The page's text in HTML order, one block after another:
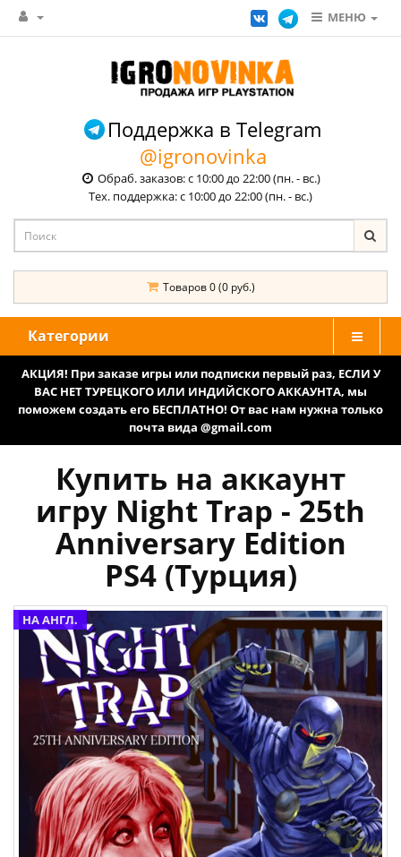
МЕНЮ
Поддержка в Telegram
@igronovinka
Обраб. заказов: с 10:00 до 22:00 (пн. - вс.)
Тех. поддержка: с 10:00 до 22:00 (пн. - вс.)
Товаров 0 (0 руб.)
Категории
АКЦИЯ! При заказе игры или подписки первый раз, ЕСЛИ У
ВАС НЕТ ТУРЕЦКОГО ИЛИ ИНДИЙСКОГО АККАУНТА, мы
поможем создать его БЕСПЛАТНО! От вас нам нужна только
почта вида @gmail.com
Купить на аккаунт
игру Night Trap - 25th
Anniversary Edition
PS4 (Турция)
НА АНГЛ.